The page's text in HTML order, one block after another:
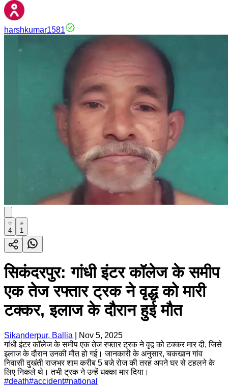
harshkumar1581
4 1
सिकंदरपुर: गांधी इंटर कॉलेज के समीप
एक तेज रफ्तार ट्रक ने वृद्ध को मारी
टक्कर, इलाज के दौरान हुई मौत
Sikanderpur, Ballia
Nov 5, 2025
गांधी इंटर कॉलेज के समीप एक तेज रफ्तार ट्रक ने वृद्व को टक्कर मार दी, जिसे
इलाज के दौरान उनकी मौत हो गई। जानकारी के अनुसार, चकखान गांव
निवासी दुखंती राजभर शाम करीब 5 बजे रोज की तरह अपने घर से टहलने के
लिए निकले थे। तभी ट्रक ने उन्हें धक्का मार दिया।
#death#accident#national